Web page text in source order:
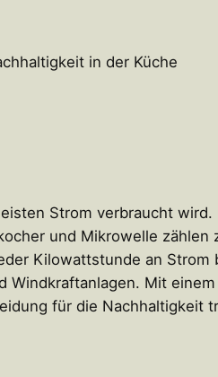
Strom verbraucht wird.
und Mikrowelle zählen
Kilowattstunde an Strom
Windkraftanlagen. Mit einem
für die Nachhaltigkeit